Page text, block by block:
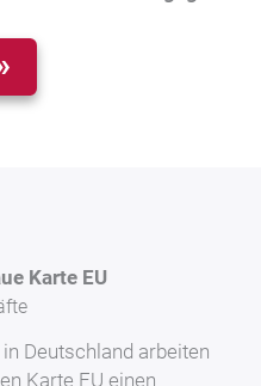
Karte EU
Deutschland arbeiten
Karte EU einen